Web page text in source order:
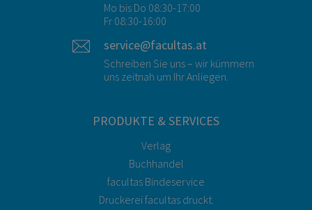
Mo bis Do 08:30-17:00
Fr 08:30-16:00
service@facultas.at
Schreiben Sie uns – wir kümmern
uns zeitnah um Ihr Anliegen.
PRODUKTE & SERVICES
Verlag
Buchhandel
facultas Bindeservice
Druckerei facultas druckt.